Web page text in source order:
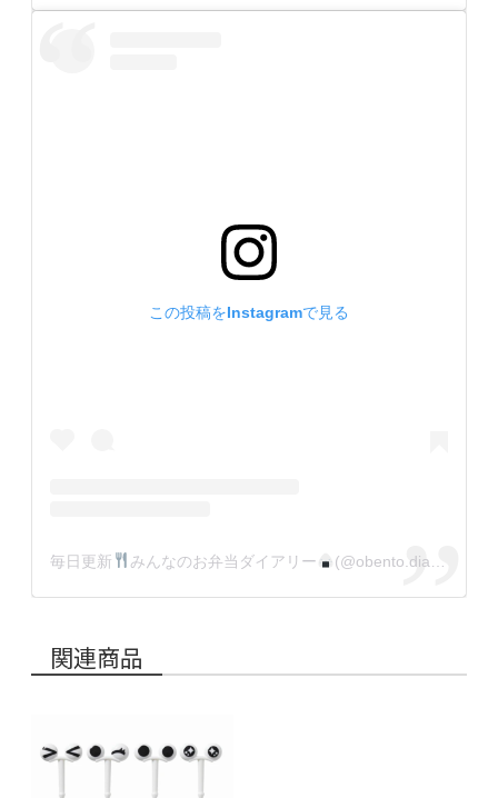
この投稿をInstagramで見る
毎日更新 みんなのお弁当ダイアリー (@obento.diary.jp)がシェアした投稿
関連商品